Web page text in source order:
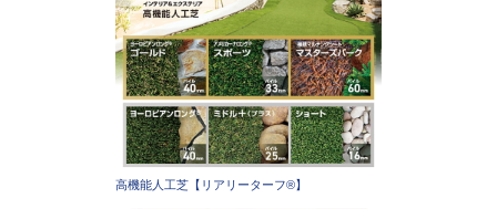
高機能人工芝【リアリーターフ®】